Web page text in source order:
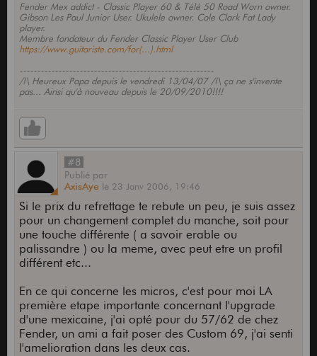
Fender Mex addict - Classic Player 60 & Télé 50 Road Worn owner.
Gibson Les Paul Junior User. Ukulele owner. Cole Clark Fat Lady
player.
Membre fondateur du Fender Classic Player User Club
https://www.guitariste.com/for(...).html
-------------------------------------------------------
/!\ Heureux Papa depuis le vendredi 13/04/07 /!\ ça ne s'invente
pas... Ainsi qu'à nouveau depuis le 20/09/2010!!!!
#8
Publié par
AxisAye le 23 Janv 2006, 19:46
Si le prix du refrettage te rebute un peu, je suis assez
pour un changement complet du manche, soit pour
une touche différente ( a savoir erable ou
palissandre ) ou la meme, avec peut etre un profil
différent etc...
En ce qui concerne les micros, c'est pour moi LA
première etape importante concernant l'upgrade
d'une mexicaine, j'ai opté pour du 57/62 de chez
Fender, un ami a fait poser des Custom 69, j'ai senti
l'amelioration dans les deux cas.